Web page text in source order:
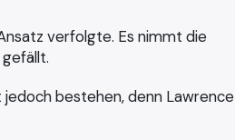
verfolgte. Es nimmt die
jedoch bestehen, denn Lawrence